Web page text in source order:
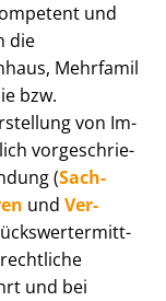
und
die
Mehr­fa­mi­l
bzw.
von Im­
vor­ge­schrie­
(Sach­
und Ver­
und bei